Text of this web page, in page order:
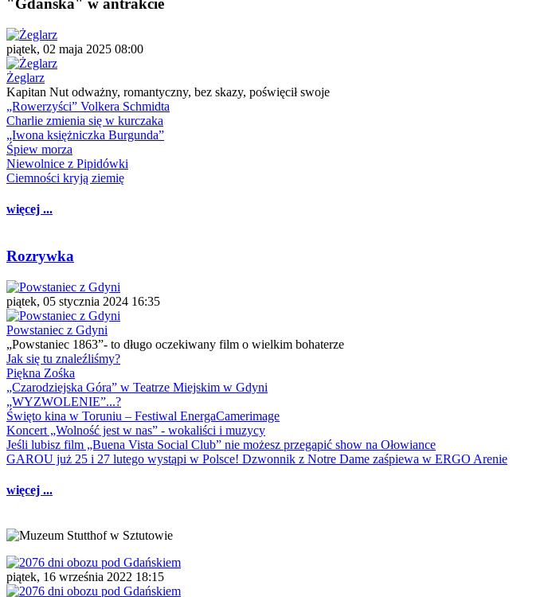
"Gdańska" w antrakcie
piątek, 02 maja 2025 08:00
Żeglarz
Kapitan Nut odważny, romantyczny, bez skazy, poświęcił swoje
„Rowerzyści” Volkera Schmidta
Charlie zmienia się w kurczaka
„Iwona księżniczka Burgunda”
Śpiew morza
Niewolnice z Pipidówki
Ciemności kryją ziemię
więcej ...
Rozrywka
piątek, 05 stycznia 2024 16:35
Powstaniec z Gdyni
„Powstaniec 1863”- to długo oczekiwany film o wielkim bohaterze
Jak się tu znaleźliśmy?
Piękna Zośka
„Czarodziejska Góra” w Teatrze Miejskim w Gdyni
„WYZWOLENIE”...?
Święto kina w Toruniu – Festiwal EnergaCamerimage
Koncert „Wolność jest w nas” - wokaliści i muzycy
Jeśli lubisz film „Buena Vista Social Club” nie możesz przegapić show na Ołowiance
GAROU już 25 i 27 lutego wystąpi w Polsce! Dzwonnik z Notre Dame zaśpiewa w ERGO Arenie
więcej ...
piątek, 16 września 2022 18:15